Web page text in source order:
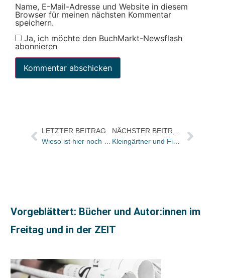
Name, E-Mail-Adresse und Website in diesem
Browser für meinen nächsten Kommentar
speichern.
Ja, ich möchte den BuchMarkt-Newsflash
abonnieren
LETZTER BEITRAG
Wieso ist hier noch längst nicht alles Relevante gesagt, Herr Bläsi?
NÄCHSTER BEITRAG
Kleingärtner und Fischgedichte
Vorgeblättert: Bücher und Autor:innen im
Freitag und in der ZEIT